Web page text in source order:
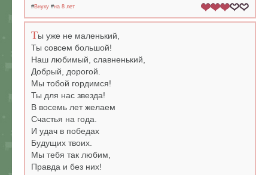
#Внуку #на 8 лет
Ты уже не маленький,
Ты совсем большой!
Наш любимый, славненький,
Добрый, дорогой.
Мы тобой гордимся!
Ты для нас звезда!
В восемь лет желаем
Счастья на года.
И удач в победах
Будущих твоих.
Мы тебя так любим,
Правда и без них!